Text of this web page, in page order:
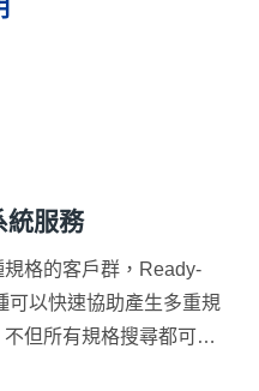
統服務
格的客戶群，Ready-
可以快速協助產生多重規
但所有規格搜尋都可提